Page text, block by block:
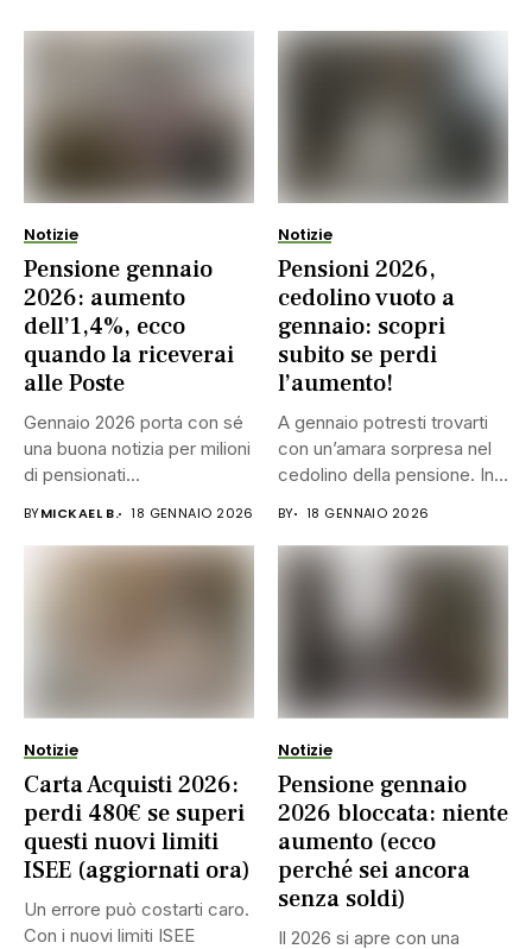
Notizie
Pensione gennaio
2026: aumento
dell’1,4%, ecco
quando la riceverai
alle Poste
Gennaio 2026 porta con sé
una buona notizia per milioni
di pensionati...
BYMICKAEL B. 18 GENNAIO 2026
Notizie
Pensioni 2026,
cedolino vuoto a
gennaio: scopri
subito se perdi
l’aumento!
A gennaio potresti trovarti
con un’amara sorpresa nel
cedolino della pensione. In...
BY 18 GENNAIO 2026
Notizie
Carta Acquisti 2026:
perdi 480€ se superi
questi nuovi limiti
ISEE (aggiornati ora)
Un errore può costarti caro.
Con i nuovi limiti ISEE
Notizie
Pensione gennaio
2026 bloccata: niente
aumento (ecco
perché sei ancora
senza soldi)
Il 2026 si apre con una